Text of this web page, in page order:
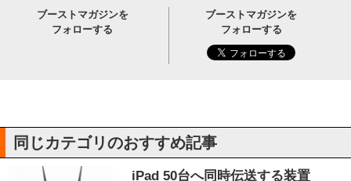
ブーストマガジンを
フォローする
ブーストマガジンを
フォローする
同じカテゴリのおすすめ記事
iPad 50台へ同時伝送する装置